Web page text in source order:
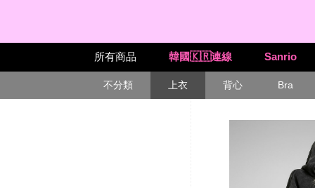
所有商品 韓國🇰🇷連線 Sanrio
不分類 上衣 背心 Bra